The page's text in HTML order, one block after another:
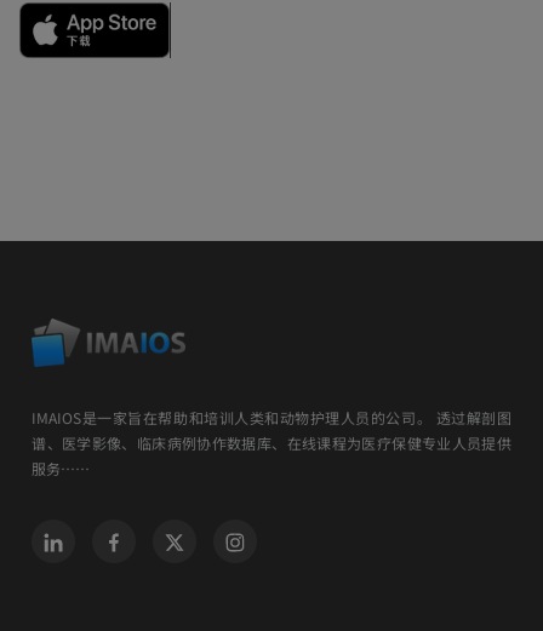
IMAIOS是一家旨在帮助和培训人类和动物护理人员的公司。 透过解剖图
谱、医学影像、临床病例协作数据库、在线课程为医疗保健专业人员提供
服务……